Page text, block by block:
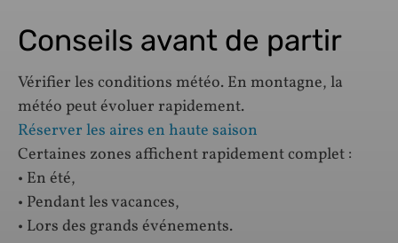
Conseils avant de partir
Vérifier les conditions météo. En montagne, la
météo peut évoluer rapidement.
Réserver les aires en haute saison
Certaines zones affichent rapidement complet :
• En été,
• Pendant les vacances,
• Lors des grands événements.